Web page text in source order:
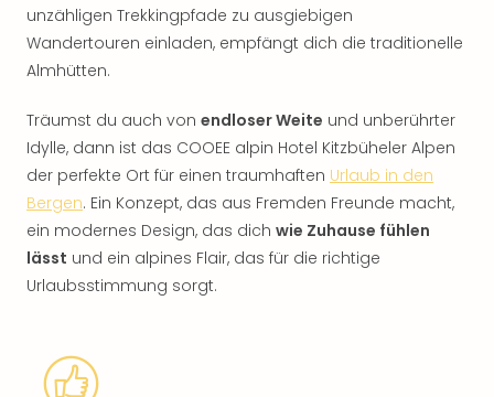
unzähligen Trekkingpfade zu ausgiebigen
Wandertouren einladen, empfängt dich die traditionelle
Almhütten.
Träumst du auch von endloser Weite und unberührter
Idylle, dann ist das COOEE alpin Hotel Kitzbüheler Alpen
der perfekte Ort für einen traumhaften Urlaub in den
Bergen. Ein Konzept, das aus Fremden Freunde macht,
ein modernes Design, das dich wie Zuhause fühlen
lässt und ein alpines Flair, das für die richtige
Urlaubsstimmung sorgt.